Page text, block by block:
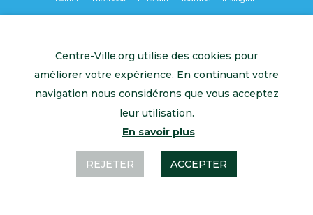
Centre-Ville.org utilise des cookies pour
améliorer votre expérience. En continuant votre
navigation nous considérons que vous acceptez
leur utilisation.
En savoir plus
REJETER ACCEPTER